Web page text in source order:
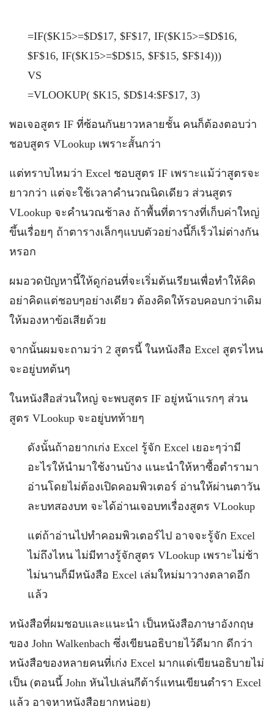
=IF($K15>=$D$17, $F$17, IF($K15>=$D$16,
$F$16, IF($K15>=$D$15, $F$15, $F$14)))
VS
=VLOOKUP( $K15, $D$14:$F$17, 3)
พอเจอสูตร IF ที่ซ้อนกันยาวหลายชั้น คนก็ต้องตอบว่า
ชอบสูตร VLookup เพราะสั้นกว่า
แต่ทราบไหมว่า Excel ชอบสูตร IF เพราะแม้ว่าสูตรจะ
ยาวกว่า แต่จะใช้เวลาคำนวณนิดเดียว ส่วนสูตร
VLookup จะคำนวณช้าลง ถ้าพื้นที่ตารางที่เก็บค่าใหญ่
ขึ้นเรื่อยๆ ถ้าตารางเล็กๆแบบตัวอย่างนี้ก็เร็วไม่ต่างกัน
หรอก
ผมอวดปัญหานี้ให้ดูก่อนที่จะเริ่มต้นเรียนเพื่อทำให้คิด
อย่าคิดแต่ชอบๆอย่างเดียว ต้องคิดให้รอบคอบกว่าเดิม
ให้มองหาข้อเสียด้วย
จากนั้นผมจะถามว่า 2 สูตรนี้ ในหนังสือ Excel สูตรไหน
จะอยู่บทต้นๆ
ในหนังสือส่วนใหญ่ จะพบสูตร IF อยู่หน้าแรกๆ ส่วน
สูตร VLookup จะอยู่บทท้ายๆ
ดังนั้นถ้าอยากเก่ง Excel รู้จัก Excel เยอะๆว่ามี
อะไรให้นำมาใช้งานบ้าง แนะนำให้หาซื้อตำรามา
อ่านโดยไม่ต้องเปิดคอมพิวเตอร์ อ่านให้ผ่านตาวัน
ละบทสองบท จะได้อ่านเจอบทเรื่องสูตร VLookup
แต่ถ้าอ่านไปทำคอมพิวเตอร์ไป อาจจะรู้จัก Excel
ไม่ถึงไหน ไม่มีทางรู้จักสูตร VLookup เพราะไม่ช้า
ไม่นานก็มีหนังสือ Excel เล่มใหม่มาวางตลาดอีก
แล้ว
หนังสือที่ผมชอบและแนะนำ เป็นหนังสือภาษาอังกฤษ
ของ John Walkenbach ซึ่งเขียนอธิบายไว้ดีมาก ดีกว่า
หนังสือของหลายคนที่เก่ง Excel มากแต่เขียนอธิบายไม่
เป็น (ตอนนี้ John หันไปเล่นกีต้าร์แทนเขียนตำรา Excel
แล้ว อาจหาหนังสือยากหน่อย)